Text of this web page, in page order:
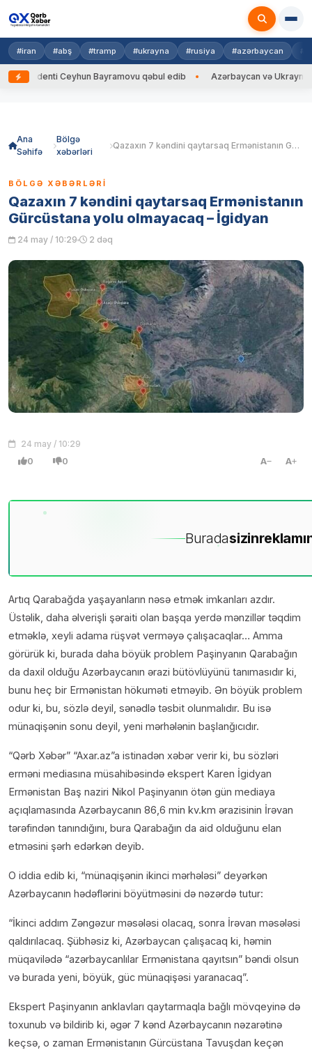
#iran #abş #tramp #ukrayna #rusiya #azərbaycan
Ceyhun Bayramovu qəbul edib Azərbaycan və Ukrayna XİN
Ana
Səhifə
Bölgə
xəbərləri
Qazaxın 7 kəndini qaytarsaq Ermənistanın Gürcüstana yolu olmayacaq – İgidyan
BÖLGƏ XƏBƏRLƏRI
Qazaxın 7 kəndini qaytarsaq Ermənistanın
Gürcüstana yolu olmayacaq – İgidyan
24 may / 10:29 2 dəq
24 may / 10:29
0 0 A A
Buradasizin
Artıq Qarabağda yaşayanların nəsə etmək imkanları azdır.
Üstəlik, daha əlverişli şəraiti olan başqa yerdə mənzillər təqdim
etməklə, xeyli adama rüşvət verməyə çalışacaqlar… Amma
görürük ki, burada daha böyük problem Paşinyanın Qarabağın
da daxil olduğu Azərbaycanın ərazi bütövlüyünü tanımasıdır ki,
bunu heç bir Ermənistan hökuməti etməyib. Ən böyük problem
odur ki, bu, sözlə deyil, sənədlə təsbit olunmalıdır. Bu isə
münaqişənin sonu deyil, yeni mərhələnin başlanğıcıdır.
“Qərb Xəbər” “Axar.az”a istinadən xəbər verir ki, bu sözləri
erməni mediasına müsahibəsində ekspert Karen İgidyan
Ermənistan Baş naziri Nikol Paşinyanın ötən gün mediaya
açıqlamasında Azərbaycanın 86,6 min kv.km ərazisinin İrəvan
tərəfindən tanındığını, bura Qarabağın da aid olduğunu elan
etməsini şərh edərkən deyib.
O iddia edib ki, “münaqişənin ikinci mərhələsi” deyərkən
Azərbaycanın hədəflərini böyütməsini də nəzərdə tutur:
“İkinci addım Zəngəzur məsələsi olacaq, sonra İrəvan məsələsi
qaldırılacaq. Şübhəsiz ki, Azərbaycan çalışacaq ki, həmin
müqavilədə “azərbaycanlılar Ermənistana qayıtsın” bəndi olsun
və burada yeni, böyük, güc münaqişəsi yaranacaq”.
Ekspert Paşinyanın anklavları qaytarmaqla bağlı mövqeyinə də
toxunub və bildirib ki, əgər 7 kənd Azərbaycanın nəzarətinə
keçsə, o zaman Ermənistanın Gürcüstana Tavuşdan keçən